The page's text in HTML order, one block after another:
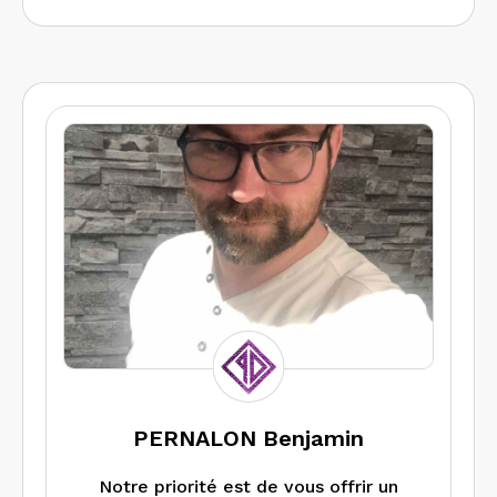
PERNALON Benjamin
Notre priorité est de vous offrir un